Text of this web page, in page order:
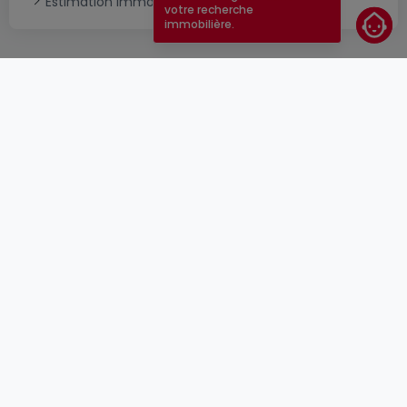
votre recherche
immobilière.